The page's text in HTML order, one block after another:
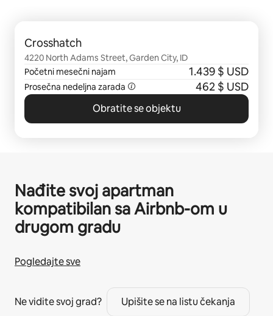
Crosshatch
4220 North Adams Street, Garden City, ID
Početni mesečni najam
1.439 $ USD
Prosečna nedeljna zarada 462 $ USD
Obratite se objektu
Nađite svoj apartman
kompatibilan sa Airbnb-om u
drugom gradu
Pogledajte sve
Ne vidite svoj grad? Upišite se na listu čekanja